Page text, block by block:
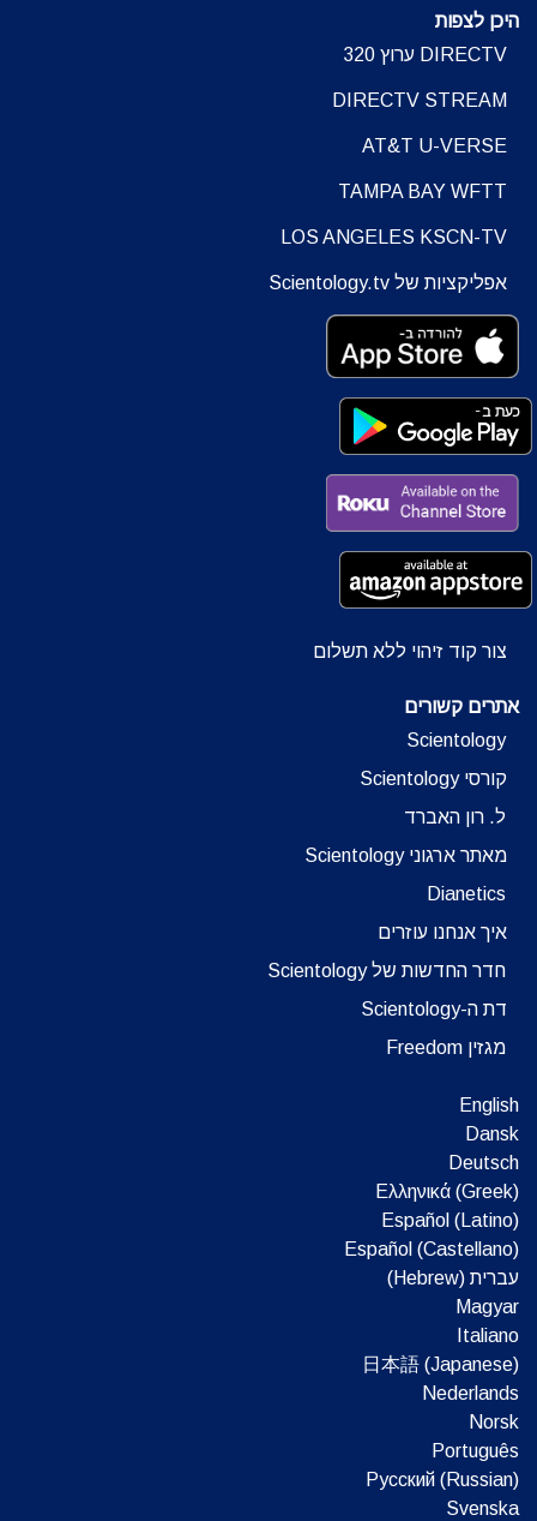
היכן לצפות
DIRECTV ערוץ 320
DIRECTV STREAM
AT&T U-VERSE
TAMPA BAY WFTT
LOS ANGELES KSCN-TV
אפליקציות של Scientology.tv
צור קוד זיהוי ללא תשלום
אתרים קשורים
Scientology
קורסי Scientology
ל. רון האברד
מאתר ארגוני Scientology
Dianetics
איך אנחנו עוזרים
חדר החדשות של Scientology
דת ה-Scientology
מגזין Freedom
English
Dansk
Deutsch
Ελληνικά (Greek)
Español (Latino)
Español (Castellano)
עברית (Hebrew)‏
Magyar
Italiano
日本語 (Japanese)
Nederlands
Norsk
Português
Русский (Russian)
Svenska